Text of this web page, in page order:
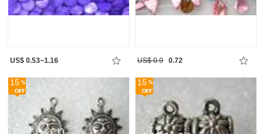
US$ 0.53~1.16 US$ 0.9 0.72
15 15